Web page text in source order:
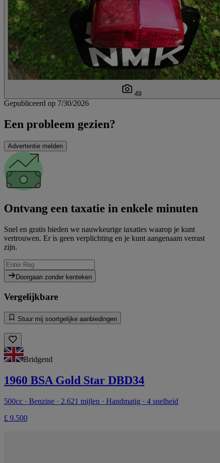
49
Gepubliceerd op 7/30/2026
Een probleem gezien?
Advertentie melden
Ontvang een taxatie in enkele minuten
Snel en gratis bieden we nauwkeurige taxaties waarop je kunt
vertrouwen. Er is geen verplichting en je kunt aangenaam verrast
zijn.
Doorgaan zonder kenteken
Vergelijkbare
Stuur mij soortgelijke aanbiedingen
Bridgend
1960 BSA Gold Star DBD34
500cc · Benzine · 2.621 mijlen · Handmatig · 4 snelheid
£ 9.500